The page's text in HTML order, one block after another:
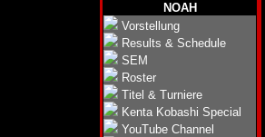
NOAH
Vorstellung
Results & Schedule
SEM
Roster
Titel & Turniere
Kenta Kobashi Special
YouTube Channel